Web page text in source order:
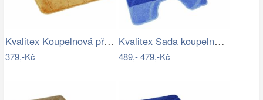
Kvalitex Koupelnová předložka Labyrint…
379,-Kč
Kvalitex Sada koupelnových předložek…
489,-479,-Kč